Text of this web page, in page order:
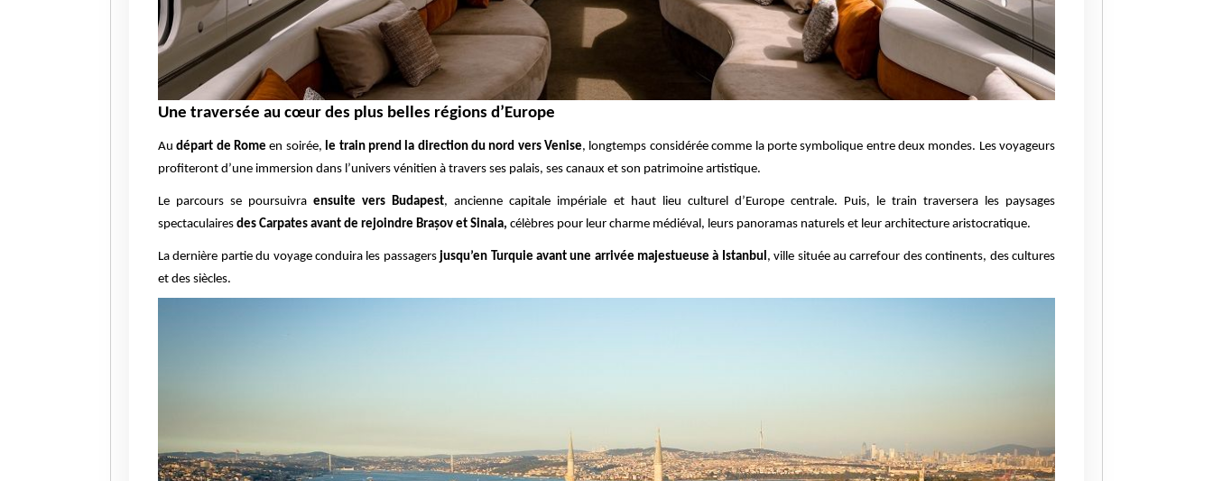
Une traversée au cœur des plus belles régions d’Europe
Audépart de Rome en soirée, le train prend la direction du nord vers Venise, longtemps considérée comme la porte symbolique entre deux mondes. Les voyageurs
profiteront d’une immersion dans l’univers vénitien à travers ses palais, ses canaux et son patrimoine artistique.
Le parcours se poursuivraensuite vers Budapest, ancienne capitale impériale et haut lieu culturel d’Europe centrale. Puis, le train traversera les paysages
spectaculaires des Carpates avant de rejoindre Brașov et Sinaia, célèbres pour leur charme médiéval, leurs panoramas naturels et leur architecture aristocratique.
La dernière partie du voyage conduira les passagers jusqu’en Turquie avant une arrivée majestueuse à Istanbul, ville située au carrefour des continents, des cultures
et des siècles.